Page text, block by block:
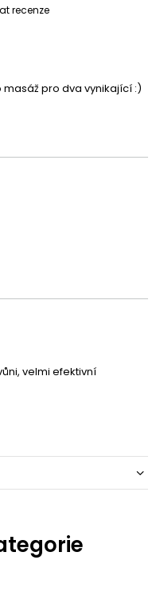
recenze
pro dva vynikající :)
velmi efektivní